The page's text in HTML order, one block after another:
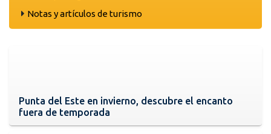
Notas y artículos de turismo
Punta del Este en invierno, descubre el encanto
fuera de temporada